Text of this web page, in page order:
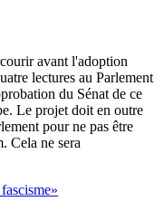
avant l'adoption
lectures au Parlement
du Sénat de ce
Le projet doit en outre
pour ne pas être
Cela ne sera